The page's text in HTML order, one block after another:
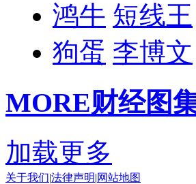
鸿牛 短线王
狗蛋 李博文
MORE财经图
加载更多
关于我们|法律声明|网站地图